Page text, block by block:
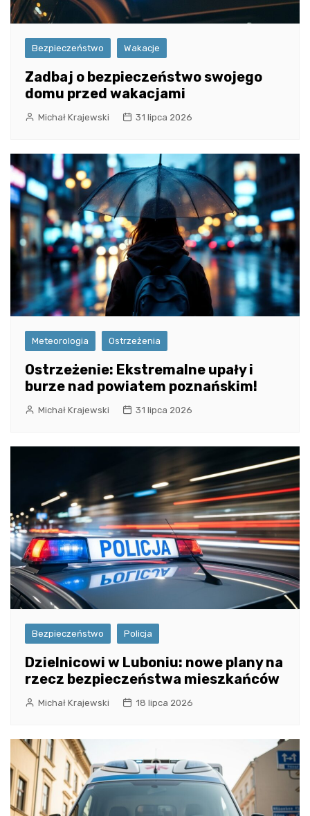
Bezpieczeństwo Wakacje
Zadbaj o bezpieczeństwo swojego
domu przed wakacjami
Michał Krajewski 31 lipca 2026
Meteorologia Ostrzeżenia
Ostrzeżenie: Ekstremalne upały i
burze nad powiatem poznańskim!
Michał Krajewski 31 lipca 2026
Bezpieczeństwo Policja
Dzielnicowi w Luboniu: nowe plany na
rzecz bezpieczeństwa mieszkańców
Michał Krajewski 18 lipca 2026